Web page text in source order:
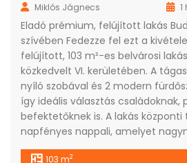
Miklós Jágnecs
1
Eladó prémium, felújított lakás
szívében Fedezze fel ezt a
felújított, 103 m²-es belvárosi
közkedvelt VI. kerületében. A
nyíló szobával és 2 modern
így ideális választás családoknak,
befektetőknek is. A lakás központi
napfényes nappali, amelyet
103 m2